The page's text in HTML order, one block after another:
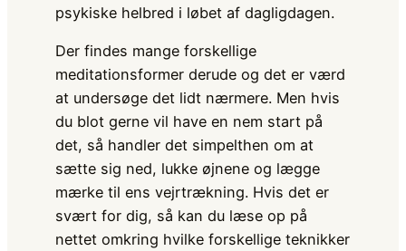
psykiske helbred i løbet af dagligdagen.
Der findes mange forskellige
meditationsformer derude og det er værd
at undersøge det lidt nærmere. Men hvis
du blot gerne vil have en nem start på
det, så handler det simpelthen om at
sætte sig ned, lukke øjnene og lægge
mærke til ens vejrtrækning. Hvis det er
svært for dig, så kan du læse op på
nettet omkring hvilke forskellige teknikker